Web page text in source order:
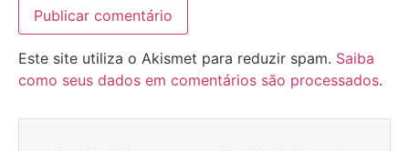
Este site utiliza o Akismet para reduzir spam. Saiba
como seus dados em comentários são processados.